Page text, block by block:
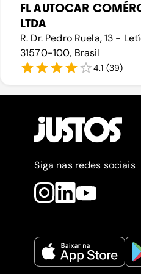
FL AUTOCAR
LTDA
R. Dr. Pedro Ruela, 13 -
31570-100, Brasil
4.1 (39)
Siga nas redes sociais